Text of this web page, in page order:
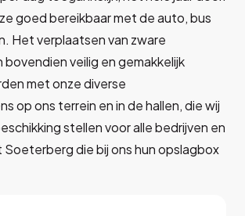
goed bereikbaar met de auto, bus
Het verplaatsen van zware
veilig en gemakkelijk
met onze diverse
op ons terrein en in de hallen, die wij
stellen voor alle bedrijven en
die bij ons hun opslagbox